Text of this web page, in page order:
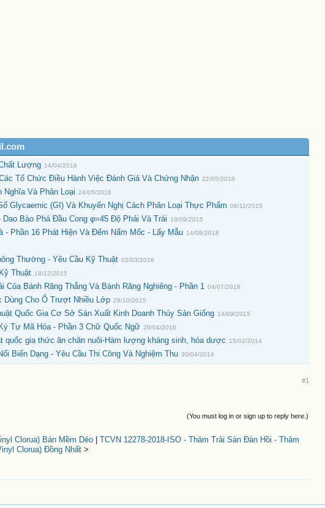
Lượng 14/04/2016
Tổ Chức Điều Hành Việc Đánh Giá Và Chứng Nhận 22/05/2016
Nghĩa Và Phân Loại 24/05/2016
Glycaemic (GI) Và Khuyến Nghị Cách Phân Loại Thực Phẩm 06/11/2015
Bào Phá Đầu Cong φ=45 Độ Phải Và Trái 19/09/2015
- Phần 16 Phát Hiện Và Đếm Nấm Mốc - Lấy Mẫu 14/08/2018
Thường - Yêu Cầu Kỹ Thuật 02/03/2016
Thuật 18/12/2015
Của Bánh Răng Thẳng Và Bánh Răng Nghiêng - Phần 1 04/07/2018
Dùng Cho Ổ Trượt Nhiều Lớp 29/10/2015
Quốc Gia Cơ Sở Sản Xuất Kinh Doanh Thủy Sản Giống 14/09/2015
Tự Mã Hóa - Phần 3 Chữ Quốc Ngữ 29/04/2016
quốc gia thức ăn chăn nuôi-Hàm lượng kháng sinh, hóa dược 15/02/2014
Biến Dạng - Yêu Cầu Thi Công Và Nghiệm Thu 30/04/2014
#1
(You must log in or sign up to reply here.)
Clorua) Bán Mềm Dẻo| TCVN 12278-2018-ISO - Thảm Trải Sàn Đàn Hồi - Thảm
Clorua) Đồng Nhất >